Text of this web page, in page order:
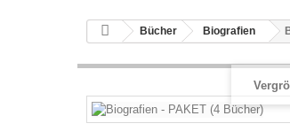
Bücher Biografien